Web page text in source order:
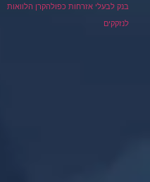
בנק לבעלי אזרחות כפולהקרן הלוואות
לנזקקים